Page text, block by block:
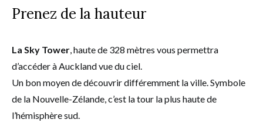
Prenez de la hauteur
La Sky Tower, haute de 328 mètres vous permettra
d’accéder à Auckland vue du ciel.
Un bon moyen de découvrir différemment la ville. Symbole
de la Nouvelle-Zélande, c’est la tour la plus haute de
l’hémisphère sud.